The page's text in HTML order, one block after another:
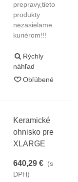
prepravy,tieto
produkty
nezasielame
kuriérom!!!
Rýchly
náhľad
Obľúbené
Keramické
ohnisko pre
XLARGE
640,29 € (s
DPH)